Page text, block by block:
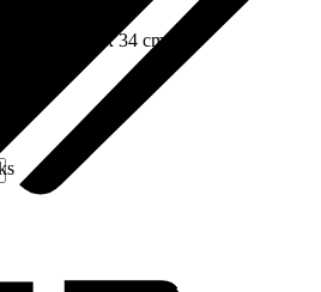
cm x 56 cm x 34 cm